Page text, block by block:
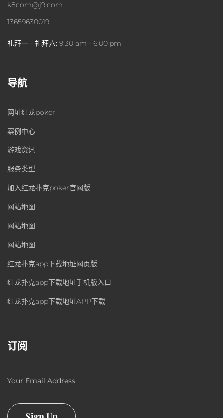
k8com@j9.com
13659630019
礼拜一 - 礼拜六: 9:30 am - 6:00 pm
导航
网址红龙poker
案例中心
游戏资讯
服务类型
加入红龙扑克poker官网版
网站地图
网站地图
网站地图
红龙扑克app下载地址网页版
红龙扑克app下载地址手机版入口
红龙扑克app下载地址APP下载
订阅
Your Email Address